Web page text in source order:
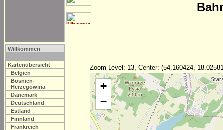
Willkommen
Kartenübersicht
Belgien
Bosnien-
Herzegowina
Dänemark
Deutschland
Estland
Finnland
Frankreich
Zoom-Level: 13, Center: (54.160424,
+
−